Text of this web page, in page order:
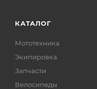
КАТАЛОГ
Мототехника
Экипировка
Запчасти
Велосипеды